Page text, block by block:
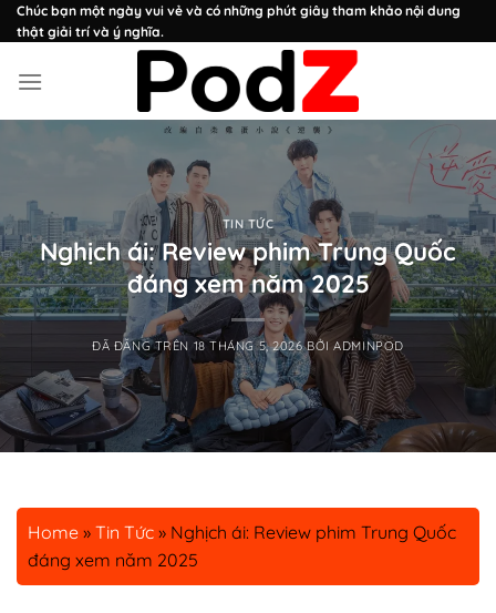
Chuyển
đến
dung
Chúc bạn một ngày vui vẻ và có những phút giây tham khảo nội dung
thật giải trí và ý nghĩa.
TIN TỨC
Nghịch ái: Review phim Trung Quốc
đáng xem năm 2025
ĐÃ ĐĂNG TRÊN18 THÁNG 5, 2026 BỞIADMINPOD
Home » Tin Tức » Nghịch ái: Review phim Trung Quốc
đáng xem năm 2025